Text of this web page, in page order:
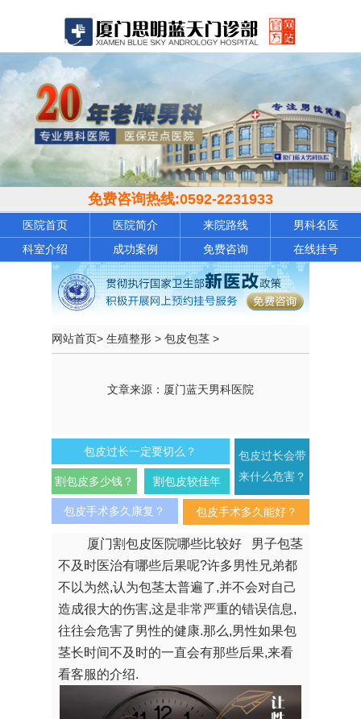
免费咨询热线:0592-2231933
医院首页 医院简介 来院路线
男科名医
科室介绍
成功案例 免费咨询 在线挂号
网站首页> 生殖整形 > 包皮包茎 >
文章来源：厦门蓝天男科医院
包皮过长一定要切么？
割包皮多少钱？
割包皮较佳年
包皮过长会带
来什么危害？
包皮手术多久康复？ 包皮手术多久能好？
厦门割包皮医院哪些比较好 男子包茎
不及时医治有哪些后果呢?许多男性兄弟都
不以为然,认为包茎太普遍了,并不会对自己
造成很大的伤害,这是非常严重的错误信息,
往往会危害了男性的健康.那么,男性如果包
茎长时间不及时的一直会有那些后果,来看
看客服的介绍.